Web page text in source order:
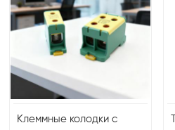
Клеммные колодки с